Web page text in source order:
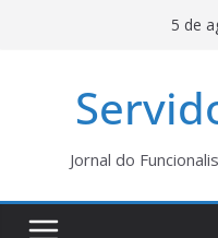
5 de
Jornal do